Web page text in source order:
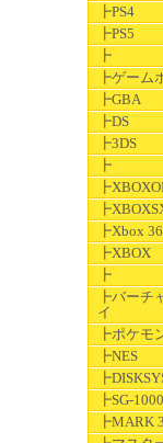
┣PS4
┣PS5
┣
┣ゲーム
┣GBA
┣DS
┣3DS
┣
┣Xbox
┣XBOX
┣
┣バーチ
イ
┣ポケモ
┣NES
┣SG-1000
┣MARK 3